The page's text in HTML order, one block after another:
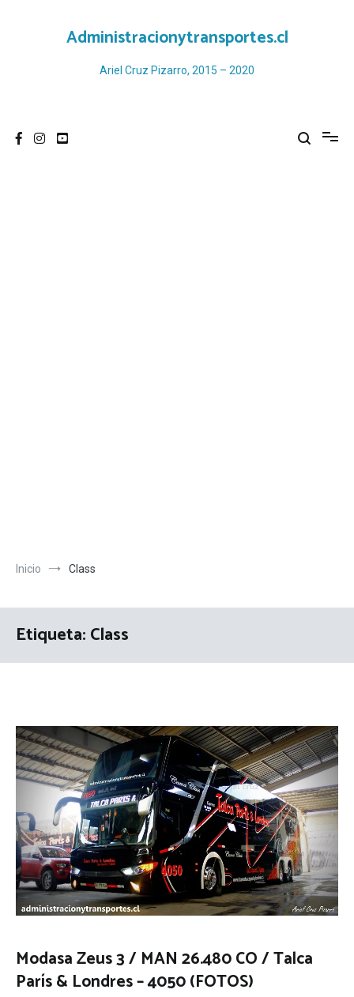
Administracionytransportes.cl
Ariel Cruz Pizarro, 2015 – 2020
Inicio Class
Etiqueta:Class
Modasa Zeus 3 / MAN 26.480 CO / Talca
París & Londres – 4050 (FOTOS)